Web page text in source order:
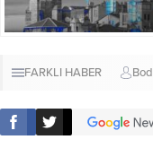
FARKLI HABER